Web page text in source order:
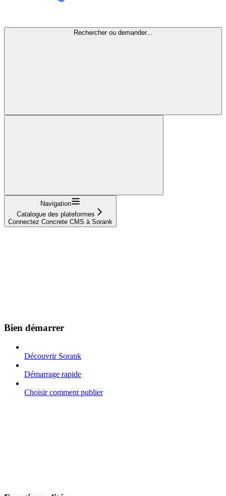
Rechercher ou demander...
Navigation
Catalogue des plateformes
Connectez Concrete CMS à Sorank
Bien démarrer
Découvrir Sorank
Démarrage rapide
Choisir comment publier